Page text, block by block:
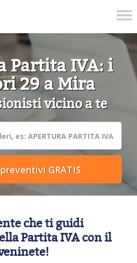
Partita IVA: i
29 a Mira
vicino a te
che ti guidi
Partita IVA con il